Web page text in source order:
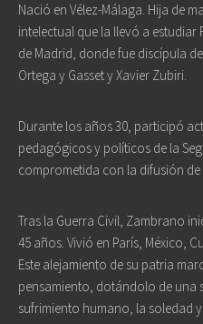
Nació en Vélez-Málaga. Hija de
intelectual que la llevó a
de Madrid, donde fue discípula
Ortega y Gassety Xavier Zubiri.
Durante los años 30, participó
pedagógicos y políticos de la
comprometida con la difusión de
Tras la Guerra Civil, Zambrano
45 años. Vivió en París, México,
Este alejamiento de su patria
pensamiento, dotándolo de una
sufrimiento humano, la soledad